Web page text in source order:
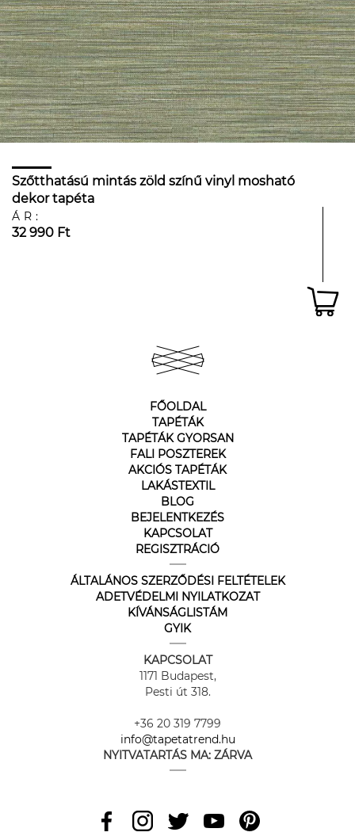
Szőtthatású mintás zöld színű vinyl mosható
dekor tapéta
ÁR:
32 990 Ft
FŐOLDAL
TAPÉTÁK
TAPÉTÁK GYORSAN
FALI POSZTEREK
AKCIÓS TAPÉTÁK
LAKÁSTEXTIL
BLOG
BEJELENTKEZÉS
KAPCSOLAT
REGISZTRÁCIÓ
ÁLTALÁNOS SZERZŐDÉSI FELTÉTELEK
ADETVÉDELMI NYILATKOZAT
KÍVÁNSÁGLISTÁM
GYIK
KAPCSOLAT
1171 Budapest,
Pesti út 318.
+36 20 319 7799
info@tapetatrend.hu
NYITVATARTÁS MA: ZÁRVA